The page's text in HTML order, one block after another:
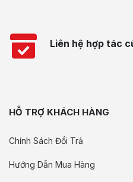
Liên hệ hợp tác
HỖ TRỢ KHÁCH HÀNG
Chính Sách Đổi Trả
Hướng Dẫn Mua Hàng